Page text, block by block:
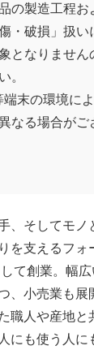
の製造工程お
・破損」扱
となりません
。
末の環境に
なる場合がご
、そしてモノ
を支えるフォ
て創業。幅
、小売業も展
職人や産地と
にも使う人に